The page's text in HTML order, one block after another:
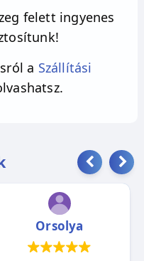
felett ingyenes
a Szállítási
Orsolya